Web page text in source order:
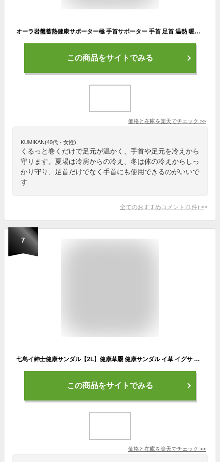
オーラ岩盤蓄熱健康サポーター極 手首サポーター 手首 足首 温熱 暖かい 岩盤浴 足 就寝 睡眠 自宅 女性 男性 母の日 プレゼント
この商品をサイトでみる
価格と在庫を楽天でチェック >>
KUMIKAN(40代・女性)
くるっと巻くだけで足元が温かく、手首や足元を冷えから
守ります。夏場は冷房からの冷え、冬は体の冷えからしっ
かり守り、足首だけでなく手首にも使用できるのがいいで
す
全てのおすすめコメント (1 件) >
7
七島イ紳士健康サンダル【2L】健康草履 健康サンダル イ草 イグサ 藺草 七島イ ゾウリ ぞうり 健康グッズ サンダル 草履 体幹アップ 浮指 むくみ 腰痛 外反母趾予防 足指力 紳士草履 メンズ 男性 ギフト プレゼント 贈り物 母の日 父の日 敬老の日
この商品をサイトでみる
価格と在庫を楽天でチェック >>